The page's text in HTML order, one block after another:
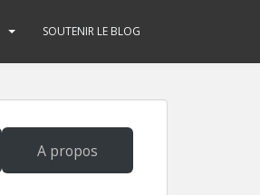
SOUTENIR LE BLOG
A propos